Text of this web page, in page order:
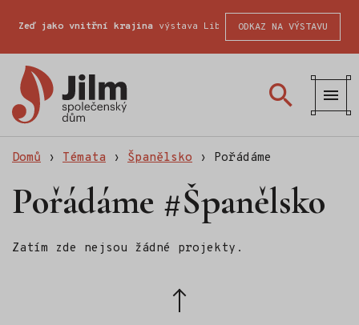
Zeď jako vnitřní krajina výstava Liberecké školy fotografické
ODKAZ NA VÝSTAVU
Domů › Témata › Španělsko › Pořádáme
Pořádáme #Španělsko
Zatím zde nejsou žádné projekty.
Zpět
nahoru